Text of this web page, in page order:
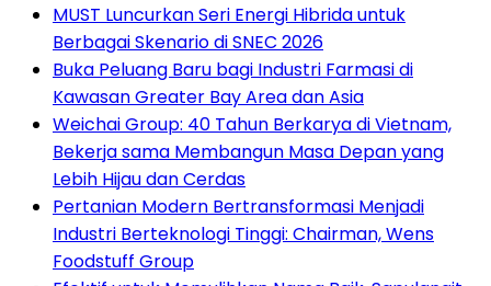
MUST Luncurkan Seri Energi Hibrida untuk
Berbagai Skenario di SNEC 2026
Buka Peluang Baru bagi Industri Farmasi di
Kawasan Greater Bay Area dan Asia
Weichai Group: 40 Tahun Berkarya di Vietnam,
Bekerja sama Membangun Masa Depan yang
Lebih Hijau dan Cerdas
Pertanian Modern Bertransformasi Menjadi
Industri Berteknologi Tinggi: Chairman, Wens
Foodstuff Group